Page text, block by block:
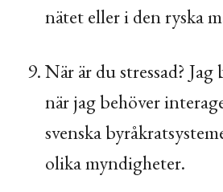
nätet eller i den ryska
När är du stressad?
när jag behöver
svenska
olika myndigheter.